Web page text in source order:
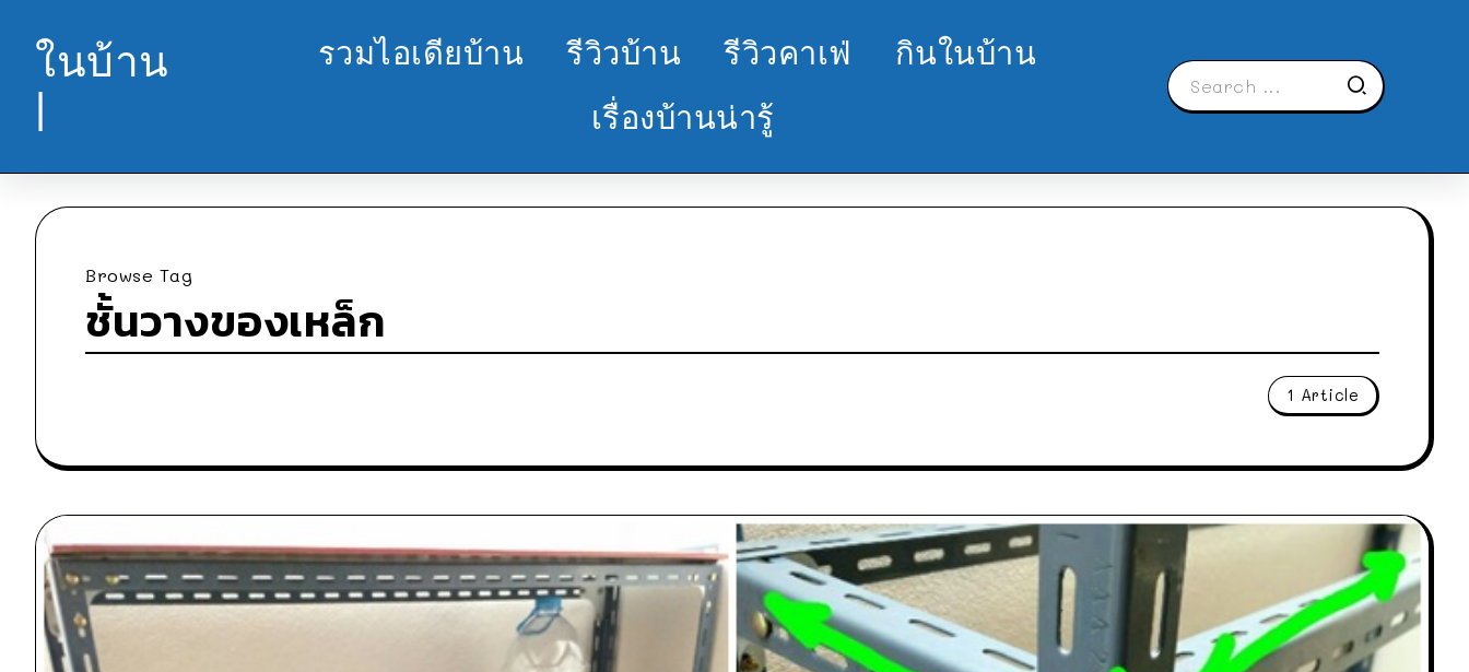
ในบ้าน
|
รวมไอเดียบ้าน รีวิวบ้าน รีวิวคาเฟ่
กินในบ้าน
เรื่องบ้านน่ารู้
Browse Tag
ชั้นวางของเหล็ก
1 Article